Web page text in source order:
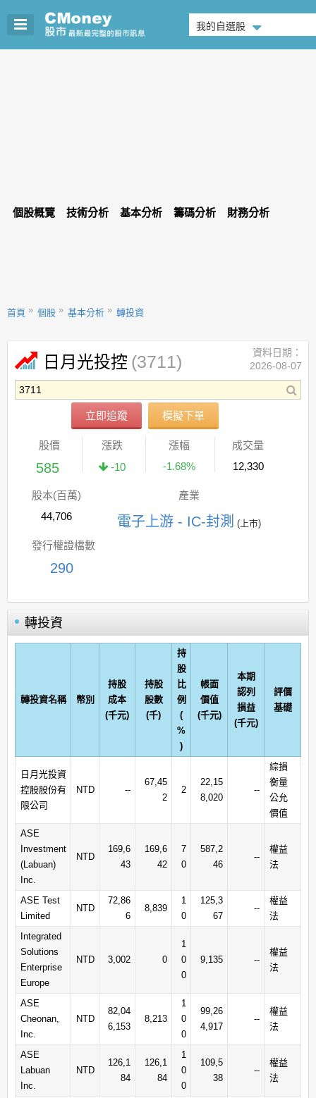
我的自選股
個股概覽 技術分析 基本分析 籌碼分析 財務分析
首頁 個股 基本分析 轉投資
日月光投控 (3711)
立即追蹤 模擬下單
資料日期：
2026-08-07
股價
585
漲跌
-10
漲幅
-1.68%
成交量
12,330
股本(百萬)
44,706
產業
電子上游 - IC-封測 (上市)
發行權證檔數
290
轉投資
轉投資名稱 幣別
持股
成本
(千元)
持股
股數
(千)
持
股
比
例
(
%
)
帳面
價值
(千元)
本期
認列
損益
(千元)
評價
基礎
日月光投資
控股股份有
限公司
NTD --
67,45
2
2
22,15
8,020
--
綜損
衡量
公允
價值
ASE
Investment
(Labuan)
Inc.
NTD
169,6
43
169,6
42
7
0
587,2
46
--
權益
法
ASE Test
Limited
NTD
72,86
6
8,839
1
0
125,3
67
--
權益
法
Integrated
Solutions
Enterprise
Europe
NTD 3,002 0
1
0
0
9,135 --
權益
法
ASE
Cheonan,
Inc.
NTD
82,04
6,153
8,213
1
0
0
99,26
4,917
--
權益
法
ASE
Labuan
Inc.
NTD
126,1
84
126,1
84
1
0
0
109,5
38
--
權益
法